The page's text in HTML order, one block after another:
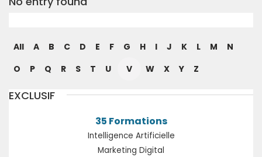
All A B C D E F G H I J K L M
N
O
P Q R S T U V W X Y Z
EXCLUSIF
35 Formations
Intelligence Artificielle
Marketing Digital